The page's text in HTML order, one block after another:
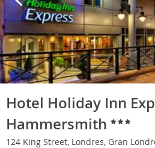
Hotel Holiday Inn
Hammersmith
124 King Street, Londres, Gran